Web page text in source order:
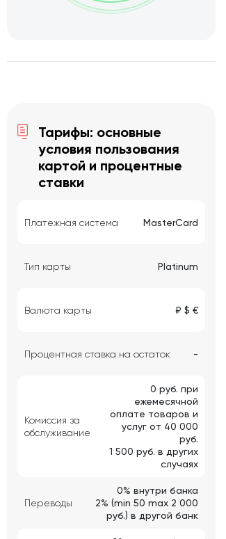
Тарифы: основные
условия пользования
картой и процентные
ставки
Платежная система MasterCard
Тип карты Platinum
Валюта карты ₽ $ €
Процентная ставка на остаток -
Комиссия за
обслуживание
0 руб. при
ежемесячной
оплате товаров и
услуг от 40 000
руб.
1 500 руб. в других
случаях
Переводы
0% внутри банка
2% (min 50 max 2 000
руб.) в другой банк